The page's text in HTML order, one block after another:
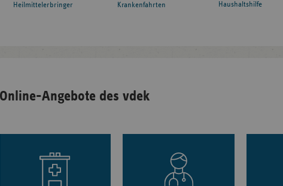
Heilmittelerbringer Krankenfahrten Haushaltshilfe
Online-Angebote des vdek